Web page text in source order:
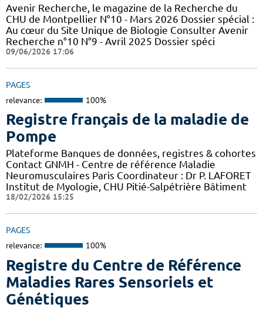
Avenir Recherche, le magazine de la Recherche du
CHU de Montpellier N°10 - Mars 2026 Dossier spécial :
Au cœur du Site Unique de Biologie Consulter Avenir
Recherche n°10 N°9 - Avril 2025 Dossier spéci
09/06/2026 17:06
PAGES
relevance: 100%
Registre français de la maladie de
Pompe
Plateforme Banques de données, registres & cohortes
Contact GNMH - Centre de référence Maladie
Neuromusculaires Paris Coordinateur : Dr P. LAFORET
Institut de Myologie, CHU Pitié-Salpétrière Bâtiment
18/02/2026 15:25
PAGES
relevance: 100%
Registre du Centre de Référence
Maladies Rares Sensoriels et
Génétiques